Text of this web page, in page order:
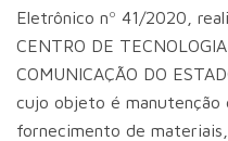
Eletrônico nº 41/2020,
CENTRO DE
COMUNICAÇÃO DO
cujo objeto é
fornecimento de